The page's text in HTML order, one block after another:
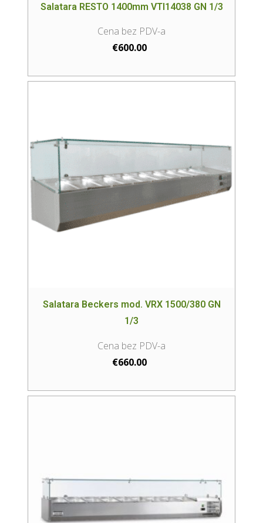
Salatara RESTO 1400mm VTI14038 GN 1/3
€600.00
Salatara Beckers mod. VRX 1500/380 GN
1/3
€660.00